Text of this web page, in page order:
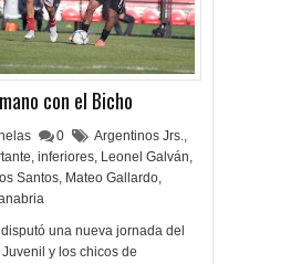
con el Bicho
0 Argentinos Jrs.,
, inferiores, Leonel Galván,
Santos, Mateo Gallardo,
una nueva jornada del
y los chicos de